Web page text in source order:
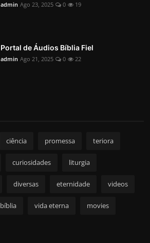
admin Ago 23, 2025 0 19
Portal de Áudios Bíblia Fiel
admin Ago 21, 2025 0 22
ciência promessa teriora
curiosidades liturgia
diversas eternidade videos
bíblia vida eterna movies